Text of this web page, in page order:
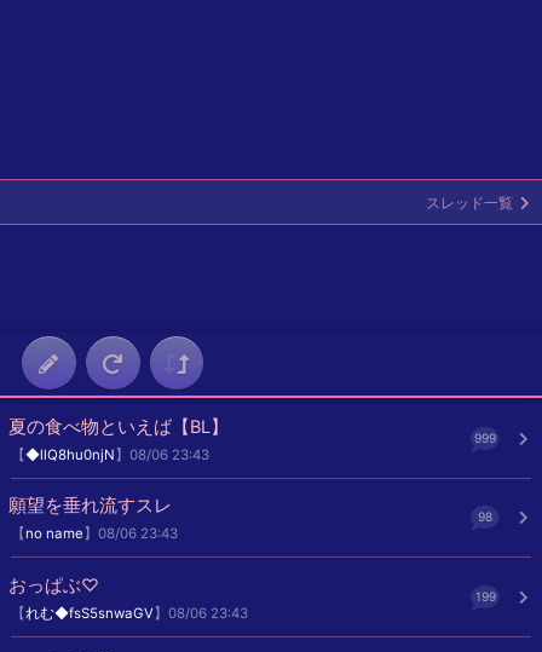
スレッド一覧
夏の食べ物といえば【BL】
【◆llQ8hu0njN】08/06 23:43
999
願望を垂れ流すスレ
【no name 】08/06 23:43
98
おっぱぶ♡
【れむ◆fsS5snwaGV】08/06 23:43
199